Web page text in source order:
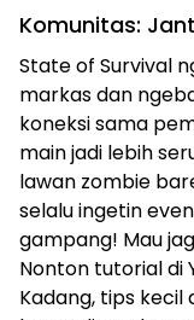
Komunitas:
State of Survival
markas dan
koneksi sama
main jadi lebih
lawan zombie
selalu ingetin
gampang! Mau
Nonton tutorial di
Kadang, tips